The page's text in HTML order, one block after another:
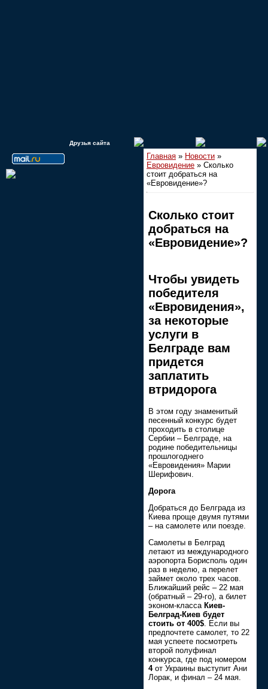
Друзья сайта
Главная » Новости »
Евровидение » Сколько
стоит добраться на
«Евровидение»?
Сколько стоит
добраться на
«Евровидение»?
Чтобы увидеть
победителя
«Евровидения»,
за некоторые
услуги в
Белграде вам
придется
заплатить
втридорога
В этом году знаменитый
песенный конкурс будет
проходить в столице
Сербии – Белграде, на
родине победительницы
прошлогоднего
«Евровидения» Марии
Шерифович.
Дорога
Добраться до Белграда из
Киева проще двумя путями
– на самолете или поезде.
Самолеты в Белград
летают из международного
аэропорта Борисполь один
раз в неделю, а перелет
займет около трех часов.
Ближайший рейс – 22 мая
(обратный – 29-го), а билет
эконом-класса Киев-
Белград-Киев будет
стоить от 400$. Если вы
предпочтете самолет, то 22
мая успеете посмотреть
второй полуфинал
конкурса, где под номером
4от Украины выступит Ани
Лорак, и финал – 24 мая.